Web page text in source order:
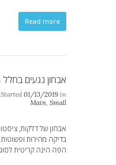
Read more
אבחון נגעים
Started 01/13/2019 in
Main, Small
אבחון של דלקות,
בדיקה מהירות
הפה הינה קריטית